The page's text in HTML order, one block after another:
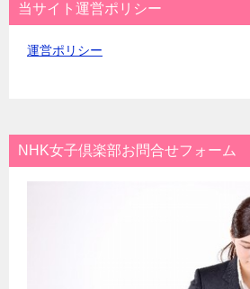
当サイト運営ポリシー
運営ポリシー
NHK女子倶楽部お問合せフォーム